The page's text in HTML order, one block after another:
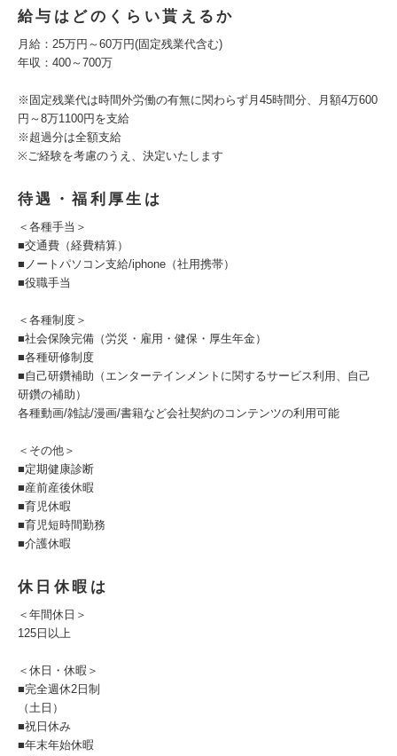
給与はどのくらい貰えるか
月給：25万円～60万円(固定残業代含む)
年収：400～700万
※固定残業代は時間外労働の有無に関わらず月45時間分、月額4万600
円～8万1100円を支給
※超過分は全額支給
※ご経験を考慮のうえ、決定いたします
待遇・福利厚生は
＜各種手当＞
■交通費（経費精算）
■ノートパソコン支給/iphone（社用携帯）
■役職手当
＜各種制度＞
■社会保険完備（労災・雇用・健保・厚生年金）
■各種研修制度
■自己研鑽補助（エンターテインメントに関するサービス利用、自己
研鑽の補助）
各種動画/雑誌/漫画/書籍など会社契約のコンテンツの利用可能
＜その他＞
■定期健康診断
■産前産後休暇
■育児休暇
■育児短時間勤務
■介護休暇
休日休暇は
＜年間休日＞
125日以上
＜休日・休暇＞
■完全週休2日制
（土日）
■祝日休み
■年末年始休暇